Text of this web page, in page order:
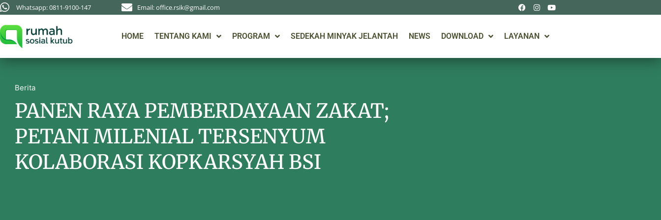
Whatsapp: 0811-9100-147 Email: office.rsik@gmail.com
HOME TENTANG KAMI PROGRAM SEDEKAH MINYAK JELANTAH NEWS DOWNLOAD LAYANAN
Berita
PANEN RAYA PEMBERDAYAAN ZAKAT;
PETANI MILENIAL TERSENYUM
KOLABORASI KOPKARSYAH BSI